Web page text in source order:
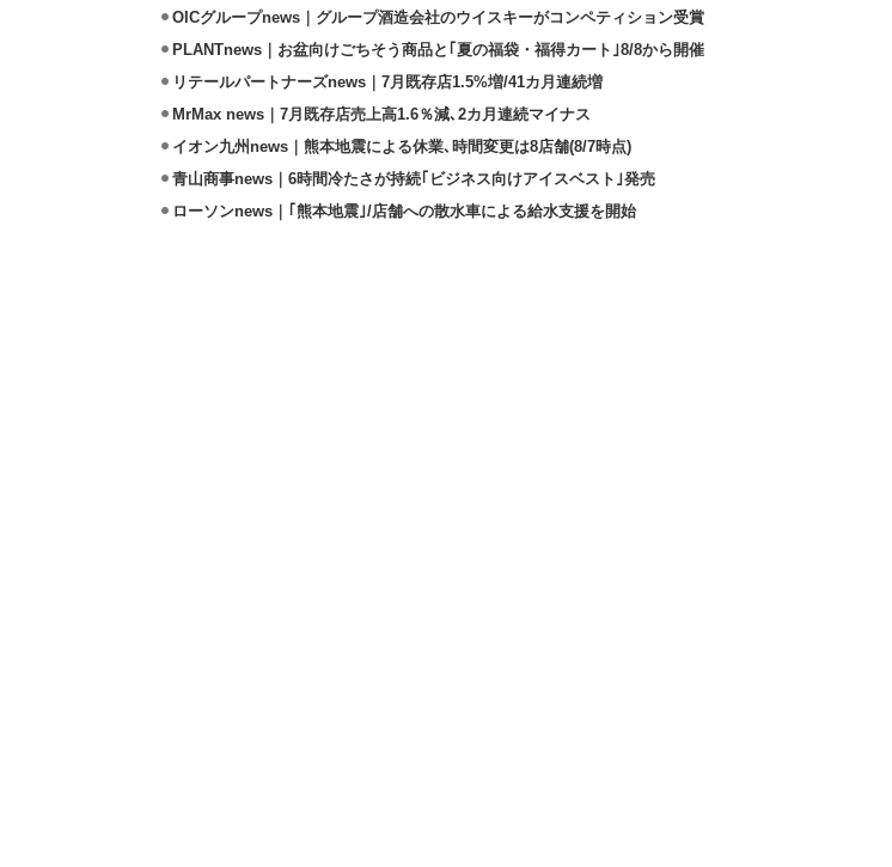
OICグループnews｜グループ酒造会社のウイスキーがコンペティション受賞
PLANTnews｜お盆向けごちそう商品と｢夏の福袋・福得カート｣8/8から開催
リテールパートナーズnews｜7月既存店1.5%増/41カ月連続増
MrMax news｜7月既存店売上高1.6％減､2カ月連続マイナス
イオン九州news｜熊本地震による休業､時間変更は8店舗(8/7時点)
青山商事news｜6時間冷たさが持続｢ビジネス向けアイスベスト｣発売
ローソンnews｜｢熊本地震｣/店舗への散水車による給水支援を開始